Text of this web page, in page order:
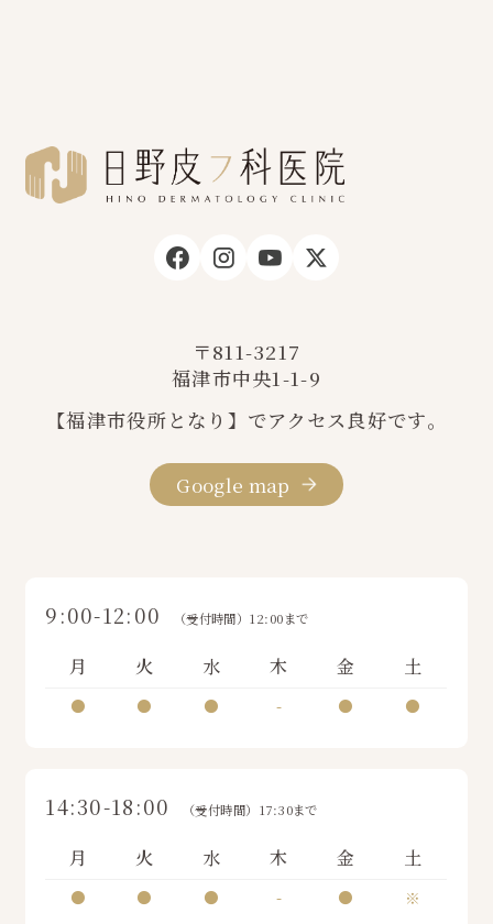
〒811-3217
福津市中央1-1-9
【福津市役所となり】でアクセス良好です。
Google map
9:00-12:00 （受付時間）12:00まで
月 火 水 木 金 土
● ● ● - ● ●
14:30-18:00 （受付時間）17:30まで
月 火 水 木 金 土
● ● ● - ● ※